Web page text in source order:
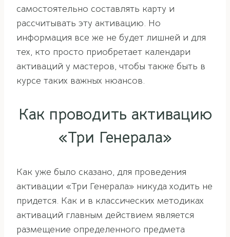
самостоятельно составлять карту и
рассчитывать эту активацию. Но
информация все же не будет лишней и для
тех, кто просто приобретает календари
активаций у мастеров, чтобы также быть в
курсе таких важных нюансов.
Как проводить активацию
«Три Генерала»
Как уже было сказано, для проведения
активации «Три Генерала» никуда ходить не
придется. Как и в классических методиках
активаций главным действием является
размещение определенного предмета